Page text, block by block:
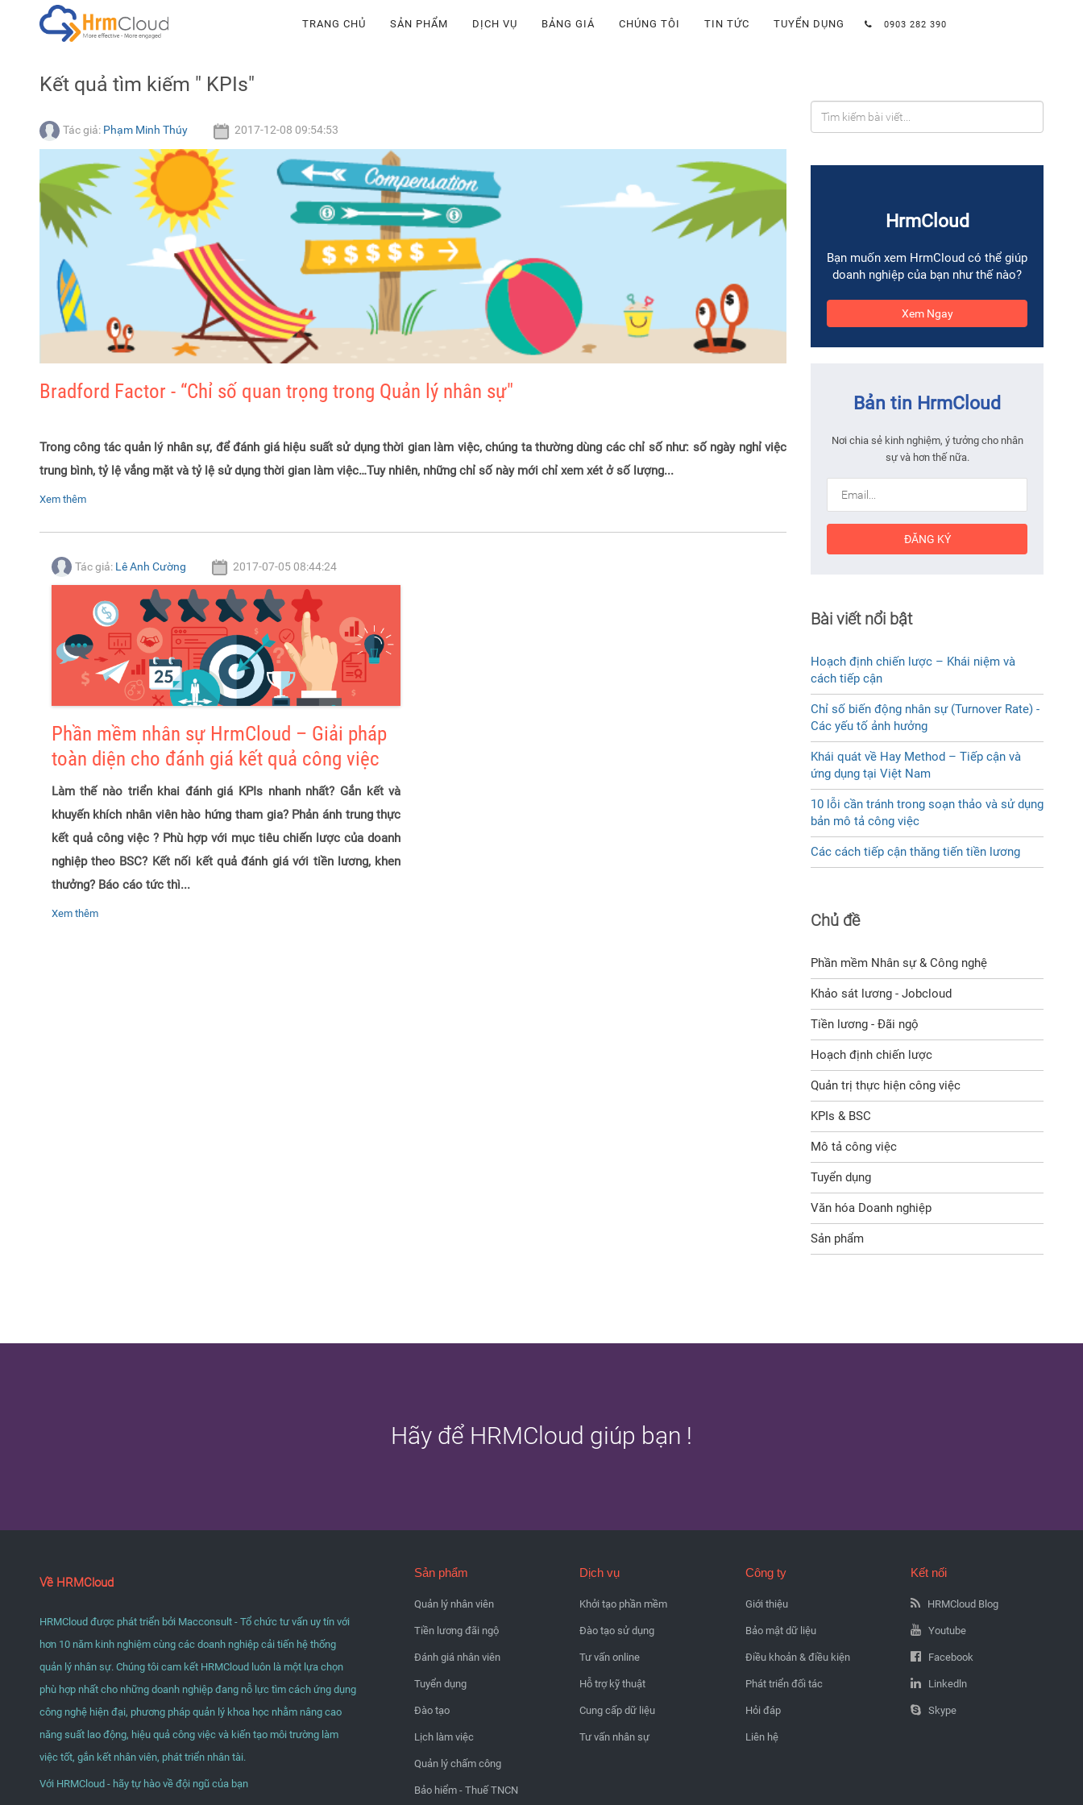
Hrmcloud
TRANG CHỦ SẢN PHẨM DỊCH VỤ BẢNG GIÁ CHÚNG TÔI TIN TỨC TUYỂN DỤNG 0903 282 390
Kết quả tìm kiếm " KPIs"
Tác giả: Phạm Minh Thúy 2017-12-08 09:54:53
Bradford Factor - “Chỉ số quan trọng trong Quản lý nhân sự"
Trong công tác quản lý nhân sự, để đánh giá hiệu suất sử dụng thời gian làm việc, chúng ta thường dùng các chỉ số như: số ngày nghỉ việc
trung bình, tỷ lệ vắng mặt và tỷ lệ sử dụng thời gian làm việc…Tuy nhiên, những chỉ số này mới chỉ xem xét ở số lượng...
Xem thêm
Tác giả: Lê Anh Cường 2017-07-05 08:44:24
Phần mềm nhân sự HrmCloud – Giải pháp
toàn diện cho đánh giá kết quả công việc
Làm thế nào triển khai đánh giá KPIs nhanh nhất? Gắn kết và
khuyến khích nhân viên hào hứng tham gia? Phản ánh trung thực
kết quả công việc ? Phù hợp với mục tiêu chiến lược của doanh
nghiệp theo BSC? Kết nối kết quả đánh giá với tiền lương, khen
thưởng? Báo cáo tức thì...
Xem thêm
HrmCloud
Bạn muốn xem HrmCloud có thể giúp
doanh nghiệp của bạn như thế nào?
Xem Ngay
Bản tin HrmCloud
Nơi chia sẻ kinh nghiệm, ý tưởng cho nhân
sự và hơn thế nữa.
ĐĂNG KÝ
Bài viết nổi bật
Hoạch định chiến lược – Khái niệm và
cách tiếp cận
Chỉ số biến động nhân sự (Turnover Rate) -
Các yếu tố ảnh hưởng
Khái quát về Hay Method – Tiếp cận và
ứng dụng tại Việt Nam
10 lỗi cần tránh trong soạn thảo và sử dụng
bản mô tả công việc
Các cách tiếp cận thăng tiến tiền lương
Chủ đề
Phần mềm Nhân sự & Công nghệ
Khảo sát lương - Jobcloud
Tiền lương - Đãi ngộ
Hoạch định chiến lược
Quản trị thực hiện công việc
KPIs & BSC
Mô tả công việc
Tuyển dụng
Văn hóa Doanh nghiệp
Sản phẩm
Hãy để HRMCloud giúp bạn !
Về HRMCloud
HRMCloud được phát triển bởi Macconsult - Tổ chức tư vấn uy tín với
hơn 10 năm kinh nghiệm cùng các doanh nghiệp cải tiến hệ thống
quản lý nhân sự. Chúng tôi cam kết HRMCloud luôn là một lựa chọn
phù hợp nhất cho những doanh nghiệp đang nỗ lực tìm cách ứng dụng
công nghệ hiện đại, phương pháp quản lý khoa học nhằm nâng cao
năng suất lao động, hiệu quả công việc và kiến tạo môi trường làm
việc tốt, gắn kết nhân viên, phát triển nhân tài.
Với HRMCloud - hãy tự hào về đội ngũ của bạn
Sản phẩm
Quản lý nhân viên
Tiền lương đãi ngộ
Đánh giá nhân viên
Tuyển dụng
Đào tạo
Lịch làm việc
Quản lý chấm công
Bảo hiểm - Thuế TNCN
Dịch vụ
Khởi tạo phần mềm
Đào tạo sử dụng
Tư vấn online
Hỗ trợ kỹ thuật
Cung cấp dữ liệu
Tư vấn nhân sự
Công ty
Giới thiệu
Bảo mật dữ liệu
Điều khoản & điều kiện
Phát triển đối tác
Hỏi đáp
Liên hệ
Kết nối
HRMCloud Blog
Youtube
Facebook
Linkedln
Skype